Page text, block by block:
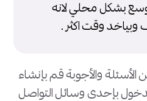
بشكل محلي لانه
وقت اكثر .
الأسئلة والأجوبة قم بإنشاء
بإحدى وسائل التواصل